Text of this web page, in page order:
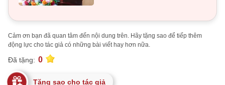
Cảm ơn bạn đã quan tâm đến nội dung trên. Hãy tặng sao để tiếp thêm
động lực cho tác giả có những bài viết hay hơn nữa.
Đã tặng: 0
Tặng sao cho tác giả